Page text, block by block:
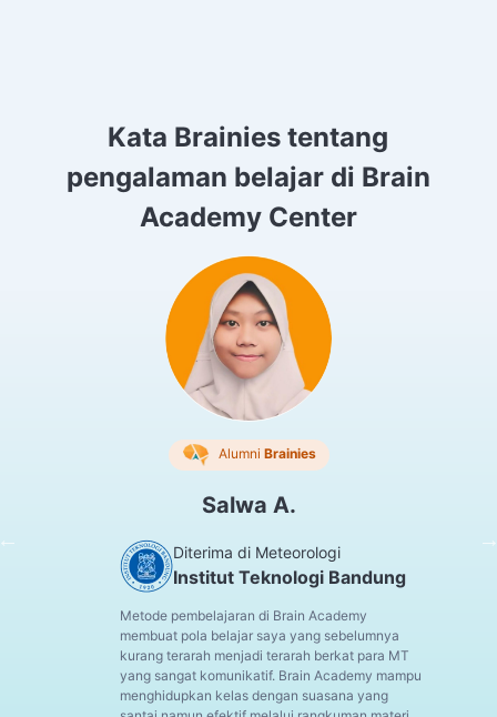
Kata Brainies tentang
pengalaman belajar di Brain
Academy Center
Alumni Brainies
Salwa A.
Diterima di Meteorologi
Institut Teknologi Bandung
Metode pembelajaran di Brain Academy
membuat pola belajar saya yang sebelumnya
kurang terarah menjadi terarah berkat para MT
yang sangat komunikatif. Brain Academy mampu
menghidupkan kelas dengan suasana yang